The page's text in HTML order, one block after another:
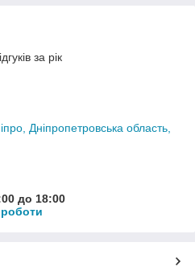
за рік
Дніпропетровська область,
до 18:00